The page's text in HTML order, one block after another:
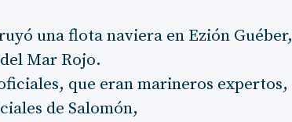
una flota naviera en Ezión Guéber,
Mar Rojo.
que eran marineros expertos,
de Salomón,